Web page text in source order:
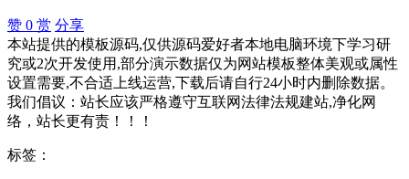
赞 0 赏 分享
本站提供的模板源码,仅供源码爱好者本地电脑环境下学习研
究或2次开发使用,部分演示数据仅为网站模板整体美观或属性
设置需要,不合适上线运营,下载后请自行24小时内删除数据。
我们倡议：站长应该严格遵守互联网法律法规建站,净化网
络，站长更有责！！！
标签：